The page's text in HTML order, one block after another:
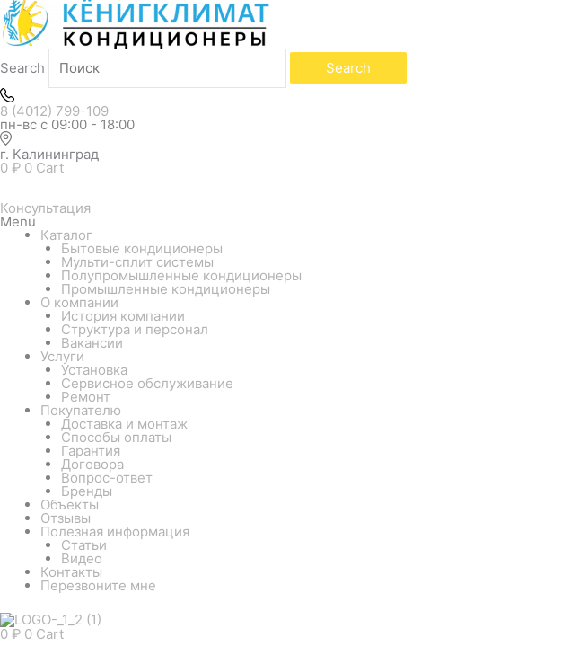
Search Search
8 (4012) 799-109
пн-вс с 09:00 - 18:00
г. Калининград
0 ₽ 0 Cart
Консультация
Menu
Каталог
Бытовые кондиционеры
Мульти-сплит системы
Полупромышленные кондиционеры
Промышленные кондиционеры
О компании
История компании
Структура и персонал
Вакансии
Услуги
Установка
Сервисное обслуживание
Ремонт
Покупателю
Доставка и монтаж
Способы оплаты
Гарантия
Договора
Вопрос-ответ
Бренды
Объекты
Отзывы
Полезная информация
Статьи
Видео
Контакты
Перезвоните мне
0 ₽ 0 Cart